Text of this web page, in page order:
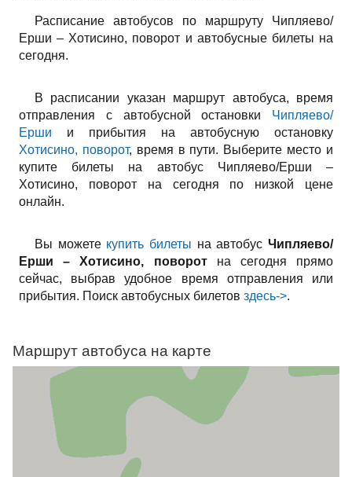
Расписание автобусов по маршруту Чипляево/
Ерши – Хотисино, поворот и автобусные билеты на
сегодня.
В расписании указан маршрут автобуса, время
отправления с автобусной остановки Чипляево/
Ерши и прибытия на автобусную остановку
Хотисино, поворот, время в пути. Выберите место и
купите билеты на автобус Чипляево/Ерши –
Хотисино, поворот на сегодня по низкой цене
онлайн.
Вы можете купить билеты на автобусЧипляево/
Ерши – Хотисино, поворотна сегодня прямо
сейчас, выбрав удобное время отправления или
прибытия. Поиск автобусных билетов здесь->.
Маршрут автобуса на карте